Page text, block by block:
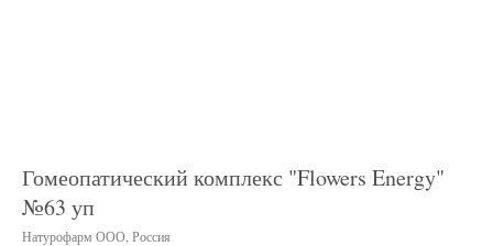
Гомеопатический комплекс "Flowers Energy"
№63 уп
Натурофарм ООО, Россия